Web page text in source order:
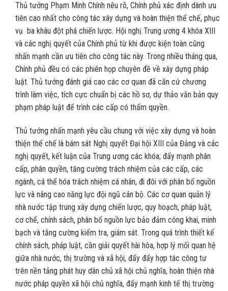
Thủ tướng Phạm Minh Chính nêu rõ, Chính phủ xác định dành ưu
tiên cao nhất cho công tác xây dựng và hoàn thiện thể chế, phục
vụ ba khâu đột phá chiến lược. Hội nghị Trung ương 4 khóa XIII
và các nghị quyết của Chính phủ từ khi được kiện toàn cũng
nhấn mạnh cần ưu tiên cho công tác này. Trong nhiều tháng qua,
Chính phủ đều có các phiên họp chuyên đề về xây dựng pháp
luật. Thủ tướng đánh giá cao các cơ quan đã căn cứ chương
trình làm việc, tích cực chuẩn bị các hồ sơ, dự thảo văn bản quy
phạm pháp luật để trình các cấp có thẩm quyền.
Thủ tướng nhấn mạnh yêu cầu chung với việc xây dựng và hoàn
thiện thể chế là bám sát Nghị quyết Đại hội XIII của Đảng và các
nghị quyết, kết luận của Trung ương các khóa; đẩy mạnh phân
cấp, phân quyền, tăng cường trách nhiệm của các cấp, các
ngành, cá thể hóa trách nhiệm cá nhân, đi đôi với phân bổ nguồn
lực và nâng cao năng lực đội ngũ cán bộ. Các cơ quan quản lý
nhà nước tập trung xây dựng chiến lược, quy hoạch, pháp luật,
cơ chế, chính sách, phân bổ nguồn lực bảo đảm công khai, minh
bạch và tăng cường kiểm tra, giám sát. Trong quá trình thiết kế
chính sách, pháp luật, cần giải quyết hài hòa, hợp lý mối quan hệ
giữa nhà nước, thị trường và xã hội, đẩy đẩy hợp tác công tư
trên nền tảng phát huy dân chủ xã hội chủ nghĩa, hoàn thiện nhà
nước pháp quyền xã hội chủ nghĩa, đẩy mạnh kinh tế thị trường